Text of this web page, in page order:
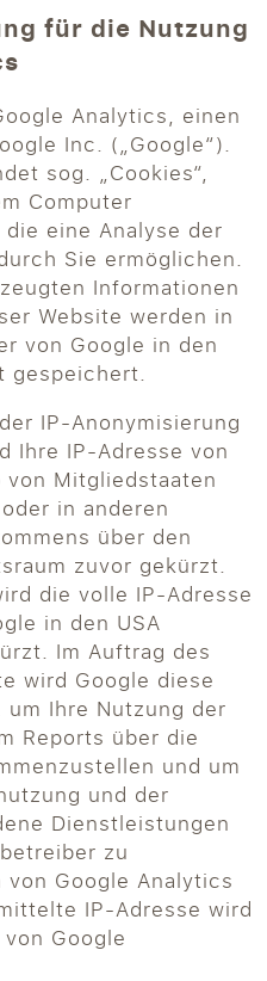
für die Nutzung
Analytics, einen
Inc. („Google“).
sog. „Cookies“,
Computer
eine Analyse der
Sie ermöglichen.
Informationen
Website werden in
von Google in den
gespeichert.
IP-Anonymisierung
Ihre IP-Adresse von
Mitgliedstaaten
in anderen
über den
zuvor gekürzt.
die volle IP-Adresse
in den USA
Im Auftrag des
wird Google diese
Ihre Nutzung der
Reports über die
und um
und der
Dienstleistungen
zu
von Google Analytics
IP-Adresse wird
Google